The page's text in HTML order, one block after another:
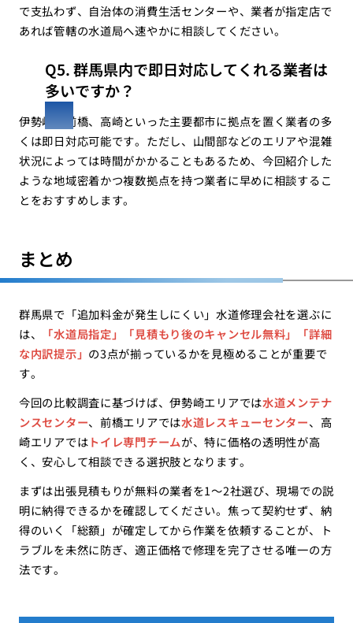
で支払わず、自治体の消費生活センターや、業者が指定店で
あれば管轄の水道局へ速やかに相談してください。
Q5. 群馬県内で即日対応してくれる業者は
多いですか？
伊勢崎、前橋、高崎といった主要都市に拠点を置く業者の多
くは即日対応可能です。ただし、山間部などのエリアや混雑
状況によっては時間がかかることもあるため、今回紹介した
ような地域密着かつ複数拠点を持つ業者に早めに相談するこ
とをおすすめします。
まとめ
群馬県で「追加料金が発生しにくい」水道修理会社を選ぶに
は、
「水道局指定」「見積もり後のキャンセル無料」「詳細
な内訳提示」 の3点が揃っているかを見極めることが重要で
す。
今回の比較調査に基づけば、伊勢崎エリアでは水道メンテナ
ンスセンター、前橋エリアでは水道レスキューセンター、高
崎エリアではトイレ専門チームが、特に価格の透明性が高
く、安心して相談できる選択肢となります。
まずは出張見積もりが無料の業者を1〜2社選び、現場での説
明に納得できるかを確認してください。焦って契約せず、納
得のいく「総額」が確定してから作業を依頼することが、ト
ラブルを未然に防ぎ、適正価格で修理を完了させる唯一の方
法です。